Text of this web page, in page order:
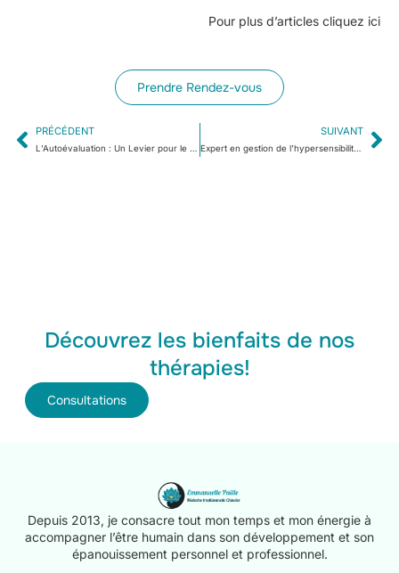
Pour plus d’articles cliquez ici
Prendre Rendez-vous
PRÉCÉDENT
L’Autoévaluation : Un Levier pour le Développement Professionnel des Personnalités Atypiques HPI
SUIVANT
Expert en gestion de l’hypersensibilité : Un Guide Essentiel
Découvrez les bienfaits de nos
thérapies!
Consultations
Depuis 2013, je consacre tout mon temps et mon énergie à
accompagner l’être humain dans son développement et son
épanouissement personnel et professionnel.